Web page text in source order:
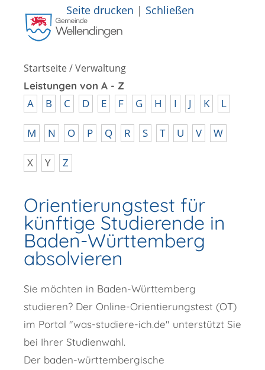
Seite drucken | Schließen
Startseite/Verwaltung
Leistungen von A - Z
A B C D E F G H I J K L
M N O P Q R S T U V W
X Y Z
Orientierungstest für
künftige Studierende in
Baden-Württemberg
absolvieren
Sie möchten in Baden-Württemberg
studieren? Der Online-Orientierungstest (OT)
im Portal "was-studiere-ich.de" unterstützt Sie
bei Ihrer Studienwahl.
Der baden-württembergische